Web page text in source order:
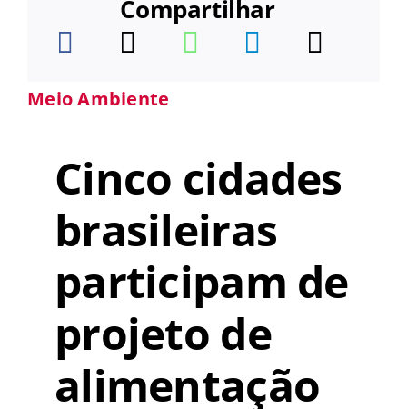
Compartilhar
Meio Ambiente
Cinco cidades
brasileiras
participam de
projeto de
alimentação